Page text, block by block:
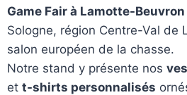
Game Fair à Lamotte-Beuvron
Sologne, région Centre-Val de
salon européen de la chasse.
Notre stand y présente nos
et t-shirts personnalisés